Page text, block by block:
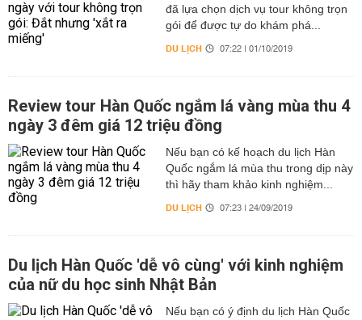
đã lựa chọn dịch vụ tour không trọn
gói để được tự do khám phá...
DU LỊCH 07:22 | 01/10/2019
Review tour Hàn Quốc ngắm lá vàng mùa thu 4
ngày 3 đêm giá 12 triệu đồng
Nếu bạn có kế hoạch du lịch Hàn
Quốc ngắm lá mùa thu trong dịp này
thì hãy tham khảo kinh nghiệm...
DU LỊCH 07:23 | 24/09/2019
Du lịch Hàn Quốc 'dễ vô cùng' với kinh nghiệm
của nữ du học sinh Nhật Bản
Nếu bạn có ý định du lịch Hàn Quốc